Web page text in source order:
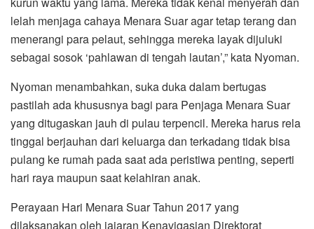
lelah menjaga cahaya Menara Suar agar tetap terang dan
menerangi para pelaut, sehingga mereka layak dijuluki
sebagai sosok ‘pahlawan di tengah lautan’,” kata Nyoman.
Nyoman menambahkan, suka duka dalam bertugas
pastilah ada khususnya bagi para Penjaga Menara Suar
yang ditugaskan jauh di pulau terpencil. Mereka harus rela
tinggal berjauhan dari keluarga dan terkadang tidak bisa
pulang ke rumah pada saat ada peristiwa penting, seperti
hari raya maupun saat kelahiran anak.
Perayaan Hari Menara Suar Tahun 2017 yang
dilaksanakan oleh jajaran Kenavigasian Direktorat